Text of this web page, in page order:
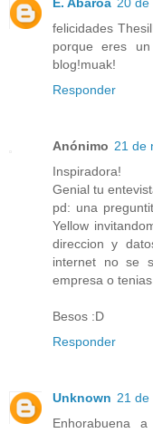
E. Abaroa 20 de
felicidades
porque eres
blog!muak!
Responder
Anónimo 21 de
Inspiradora!
Genial tu
pd: una
Yellow
direccion y
internet no se
empresa o
Besos :D
Responder
Unknown 21 de
Enhorabuena